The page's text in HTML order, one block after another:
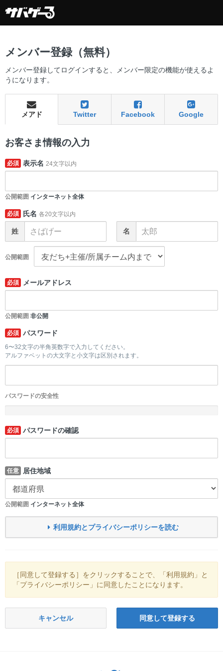
メンバー登録（無料）
メンバー登録してログインすると、メンバー限定の機能が使えるよ
うになります。
メアド Twitter Facebook Google
お客さま情報の入力
必須 表示名 24文字以内
公開範囲 インターネット全体
必須 氏名 各20文字以内
姓 名
公開範囲
必須 メールアドレス
公開範囲 非公開
必須 パスワード
6〜32文字の半角英数字で入力してください。
アルファベットの大文字と小文字は区別されます。
パスワードの安全性
必須 パスワードの確認
任意 居住地域
公開範囲 インターネット全体
利用規約とプライバシーポリシーを読む
［同意して登録する］をクリックすることで、「利用規約」と
「プライバシーポリシー」に同意したことになります。
キャンセル 同意して登録する